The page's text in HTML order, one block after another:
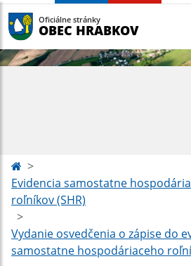
Oficiálne stránky
OBEC HRABKOV
Evidencia samostatne
roľníkov (SHR)
Vydanie osvedčenia o zápise do
samostatne hospodáriaceho